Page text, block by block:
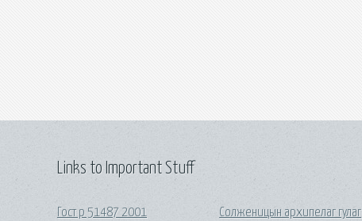
Links to Important Stuff
Гост р 51487 2001
Солженицын архипелаг гулаг